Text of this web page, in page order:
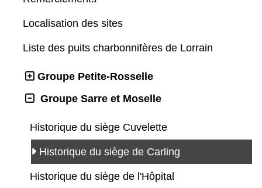
Localisation des sites
Liste des puits charbonnifères de Lorrain
Groupe Petite-Rosselle
Groupe Sarre et Moselle
Historique du siège Cuvelette
Historique du siège de Carling
Historique du siège de l'Hôpital